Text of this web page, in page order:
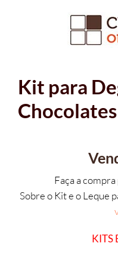
Kit para
Chocolates
Faça a
Sobre o Kit e o Leque
KITS